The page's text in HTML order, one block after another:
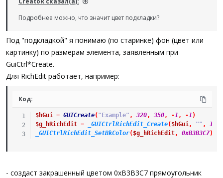
Подробнее можно, что значит цвет подкладки?
Под "подкладкой" я понимаю (по старинке) фон (цвет или
картинку) по размерам элемента, заявленным при
GuiCtrl*Create.
Для RichEdit работает, например:
Код:
$hGui = GUICreate( "Example" , 320, 350, -1 , -1 )
$g_hRichEdit = _GUICtrlRichEdit_Create( $hGui, "" , 10
_GUICtrlRichEdit_SetBkColor( $g_hRichEdit, 0xB3B3C7)
- создаст закрашенный цветом 0xB3B3C7 прямоугольник